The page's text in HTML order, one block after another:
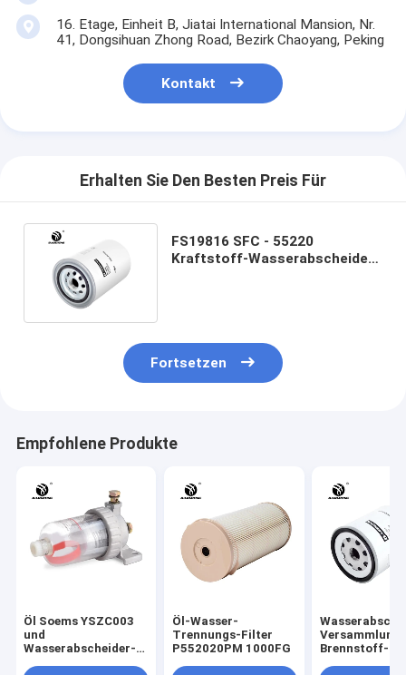
16. Etage, Einheit B, Jiatai International Mansion, Nr.
41, Dongsihuan Zhong Road, Bezirk Chaoyang, Peking
Kontakt
Erhalten Sie Den Besten Preis Für
FS19816 SFC - 55220
Kraftstoff-Wasserabscheider
Fortsetzen
Empfohlene Produkte
Öl Soems YSZC003
und
Wasserabscheider-
Öl-Wasser-
Trennungs-Filter
P552020PM 1000FG
Versammlung
Brennstoff-